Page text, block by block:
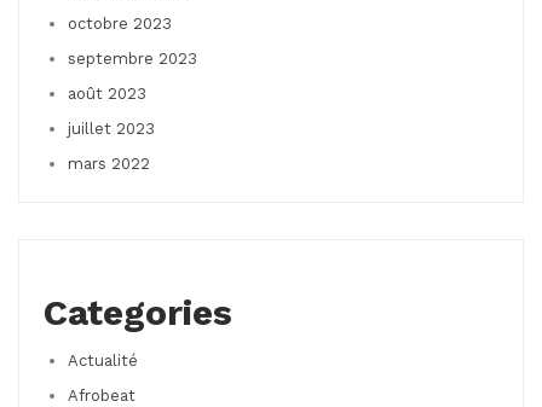
octobre 2023
septembre 2023
août 2023
juillet 2023
mars 2022
Categories
Actualité
Afrobeat